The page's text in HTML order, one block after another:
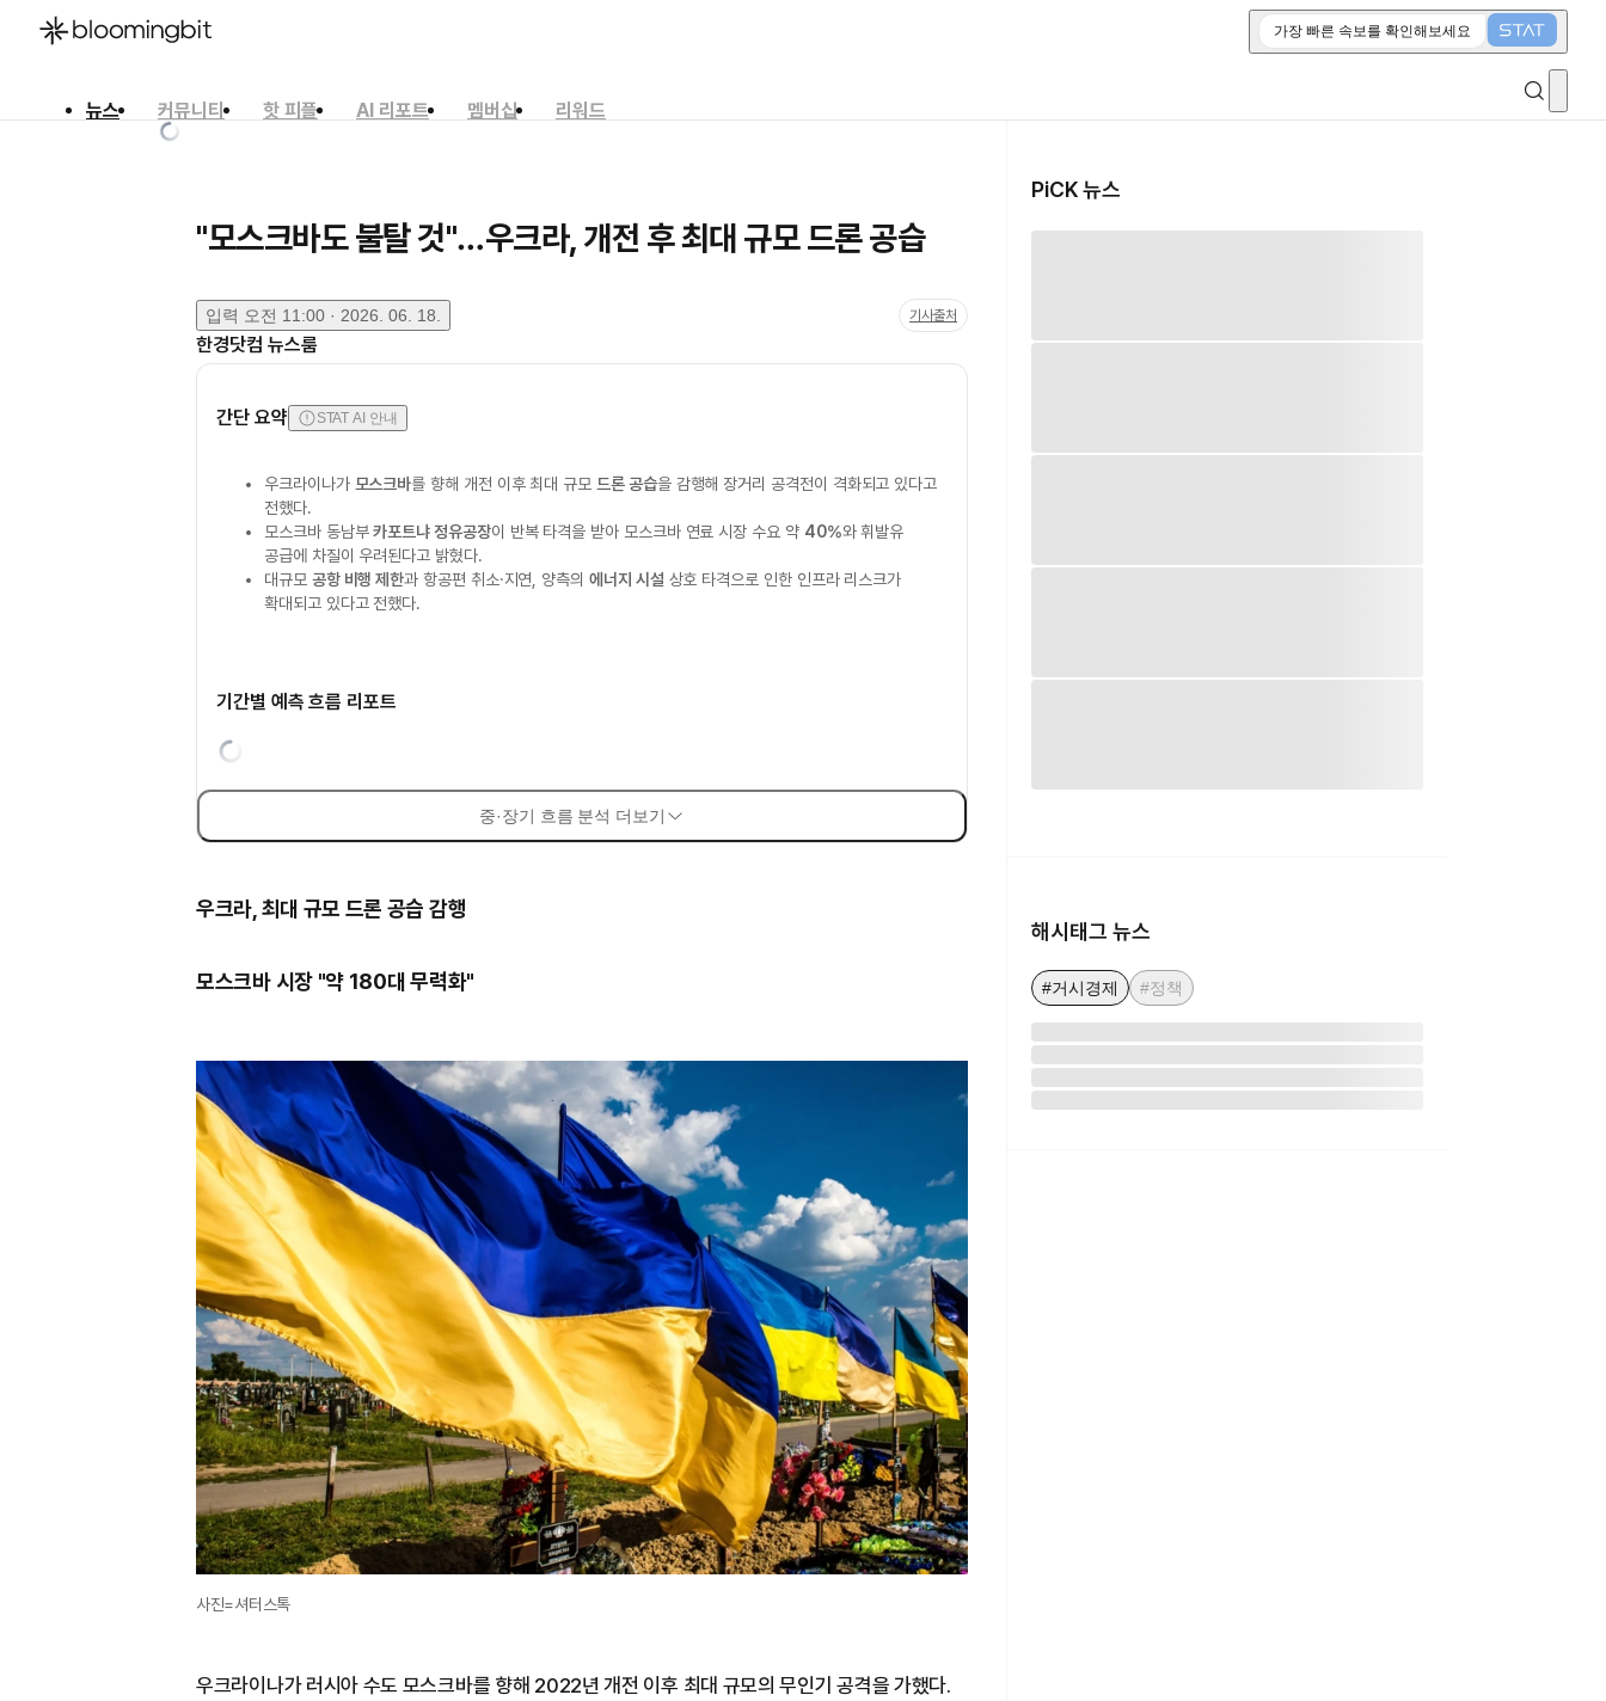
가장 빠른 속보를 확인해보세요
뉴스 커뮤니티 핫 피플 AI 리포트 멤버십
리워드
"모스크바도 불탈 것"…우크라, 개전 후 최대 규모 드론 공습
입력 오전 11:00 · 2026. 06. 18. 기사출처
한경닷컴 뉴스룸
간단 요약 STAT AI 안내
우크라이나가 모스크바를 향해 개전 이후 최대 규모 드론 공습을 감행해 장거리 공격전이 격화되고 있다고
전했다.
모스크바 동남부카포트냐 정유공장이 반복 타격을 받아 모스크바 연료 시장 수요 약 40%와 휘발유
공급에 차질이 우려된다고 밝혔다.
대규모 공항 비행 제한과 항공편 취소·지연, 양측의 에너지 시설 상호 타격으로 인한 인프라 리스크가
확대되고 있다고 전했다.
기간별 예측 흐름 리포트
중·장기 흐름 분석 더보기
우크라, 최대 규모 드론 공습 감행
모스크바 시장 "약 180대 무력화"
사진=셔터스톡
우크라이나가 러시아 수도 모스크바를 향해 2022년 개전 이후 최대 규모의 무인기 공격을 가했다.
PiCK 뉴스
해시태그 뉴스
#거시경제 #정책